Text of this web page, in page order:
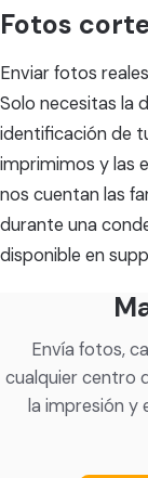
Fotos
Enviar fotos
Solo necesitas la
identificación de
imprimimos y las
nos cuentan las
durante una
disponible en
Envía fotos,
cualquier centro
la impresión y